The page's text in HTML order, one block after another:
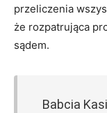
przeliczenia
że rozpatrująca
sądem.
Babcia